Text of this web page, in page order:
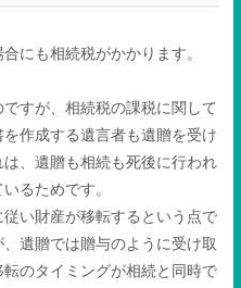
にも相続税がかかります。
すが、相続税の課税に関して
作成する遺言者も遺贈を受け
、遺贈も相続も死後に行われ
るためです。
い財産が移転するという点で
遺贈では贈与のように受け取
のタイミングが相続と同時で